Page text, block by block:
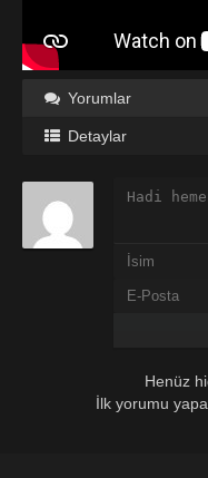
Yorumlar
Detaylar
Henüz
İlk yorumu